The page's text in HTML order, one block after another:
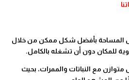
المساحة بأفضل شكل ممكن من خلال
للمكان دون أن تشغله بالكامل.
متوازن مع النباتات والممرات، بحيث